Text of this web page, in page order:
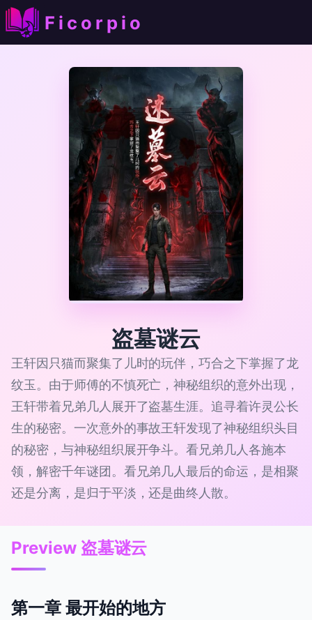
Ficorpio
盗墓谜云
王轩因只猫而聚集了儿时的玩伴，巧合之下掌握了龙
纹玉。由于师傅的不慎死亡，神秘组织的意外出现，
王轩带着兄弟几人展开了盗墓生涯。追寻着许灵公长
生的秘密。一次意外的事故王轩发现了神秘组织头目
的秘密，与神秘组织展开争斗。看兄弟几人各施本
领，解密千年谜团。看兄弟几人最后的命运，是相聚
还是分离，是归于平淡，还是曲终人散。
Preview 盗墓谜云
第一章 最开始的地方